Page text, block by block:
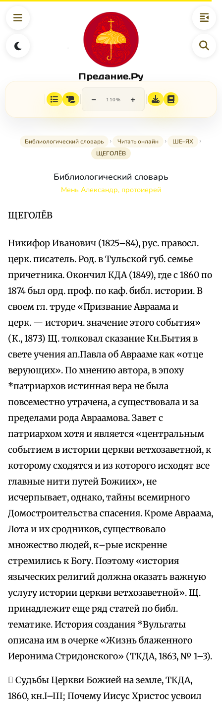
Предание.Ру
− 110% +
Библиологический словарь Читать онлайн
ШЕ–ЯХ
ЩЕГОЛЁВ
Библиологический словарь
Мень Александр, протоиерей
ЩЕГОЛЁВ
Никифор Иванович (1825–84), рус. правосл.
церк. писатель. Род. в Тульской губ. семье
причетника. Окончил КДА (1849), где c 1860 по
1874 был орд. проф. по каф. библ. истории. В
своем гл. труде «Призвание Авраама и
церк. — историч. значение этого события»
(К., 1873) Щ. толковал сказание Кн.Бытия в
свете учения ап.Павла об Аврааме как «отце
верующих». По мнению автора, в эпоху
*патриархов истинная вера не была
повсеместно утрачена, а существовала и за
пределами рода Авраамова. Завет с
патриархом хотя и является «центральным
событием в истории церкви ветхозаветной, к
которому сходятся и из которого исходят все
главные нити путей Божиих», не
исчерпывает, однако, тайны всемирного
Домостроительства спасения. Кроме Авраама,
Лота и их сродников, существовало
множество людей, к–рые искренне
стремились к Богу. Поэтому «история
языческих религий должна оказать важную
услугу истории церкви ветхозаветной». Щ.
принадлежит еще ряд статей по библ.
тематике. История создания *Вульгаты
описана им в очерке «Жизнь блаженного
Иеронима Стридонского» (ТКДА, 1863, № 1–3).
 Судьбы Церкви Божией на земле, ТКДА,
1860, кн.I–III; Почему Иисус Христос усвоил